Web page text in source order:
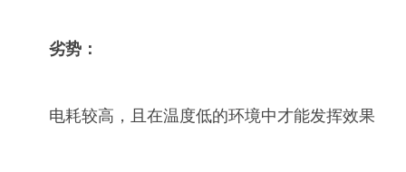
劣势：
电耗较高，且在温度低的环境中才能发挥效果